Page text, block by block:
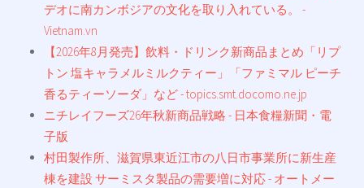
デオに南カンボジアの文化を取り入れている。 -
Vietnam.vn
【2026年8月発売】飲料・ドリンク新商品まとめ「リプ
トン 塩キャラメルミルクティー」「ファミマル ピーチ
香るティーソーダ」など - topics.smt.docomo.ne.jp
ニチレイフーズ26年秋新商品戦略 - 日本食糧新聞・電
子版
村田製作所、滋賀県東近江市の八日市事業所に新生産
棟を建設 サーミスタ製品の需要増に対応 - オートメー